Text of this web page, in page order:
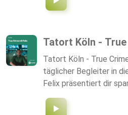
die Verzweiflung, die
haben - so nah, als
schockierenden
Wendepunkte bis hin
anonymisiert, aber
Erlebnissen. Keine
erfundenen Helden.
Tatort Köln -
Tatort Köln - True
täglicher Begleiter in
Felix präsentiert dir
aus Köln!